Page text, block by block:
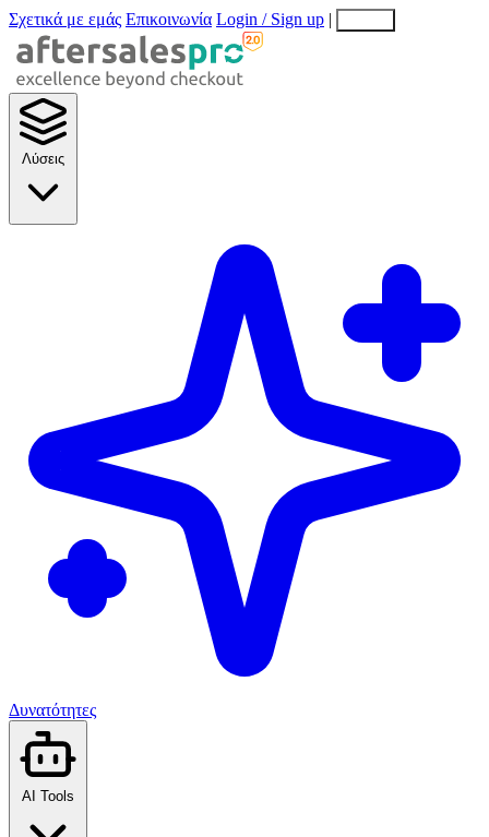
Σχετικά με εμάς Επικοινωνία Login / Sign up |
Λύσεις
Δυνατότητες
AI Tools